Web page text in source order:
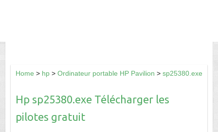
Home > hp> Ordinateur portable HP Pavilion > sp25380.exe
Hp sp25380.exe Télécharger les
pilotes gratuit